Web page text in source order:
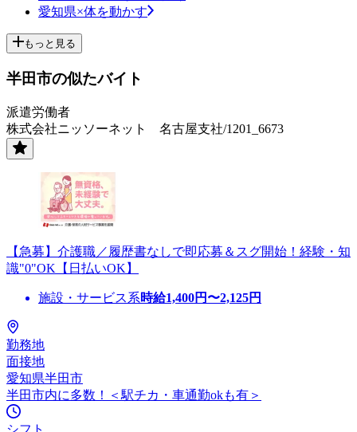
愛知県×体を動かす
もっと見る
半田市の似たバイト
派遣労働者
株式会社ニッソーネット 名古屋支社/1201_6673
【急募】介護職／履歴書なしで即応募＆スグ開始！経験・知
識"0"OK【日払いOK】
施設・サービス系時給1,400円〜2,125円
勤務地
面接地
愛知県半田市
半田市内に多数！＜駅チカ・車通勤okも有＞
シフト